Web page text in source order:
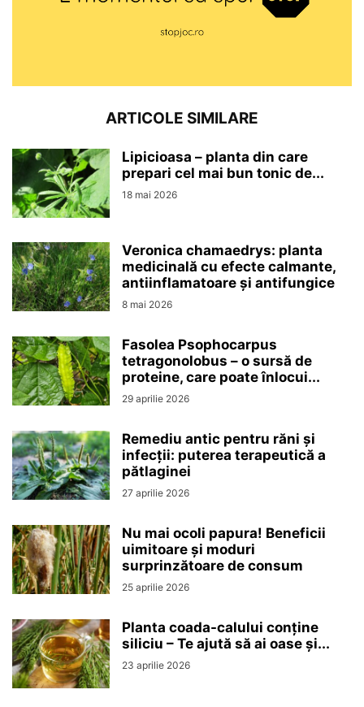
ARTICOLE SIMILARE
Lipicioasa – planta din care
prepari cel mai bun tonic de...
18 mai 2026
Veronica chamaedrys: planta
medicinală cu efecte calmante,
antiinflamatoare și antifungice
8 mai 2026
Fasolea Psophocarpus
tetragonolobus – o sursă de
proteine, care poate înlocui...
29 aprilie 2026
Remediu antic pentru răni și
infecții: puterea terapeutică a
pătlaginei
27 aprilie 2026
Nu mai ocoli papura! Beneficii
uimitoare și moduri
surprinzătoare de consum
25 aprilie 2026
Planta coada-calului conține
siliciu – Te ajută să ai oase și...
23 aprilie 2026